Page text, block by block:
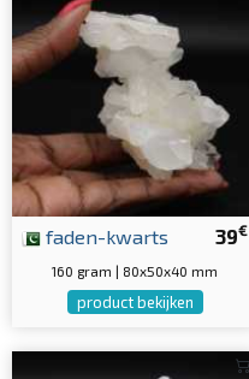
39€
faden-kwarts
160 gram | 80x50x40 mm
product bekijken